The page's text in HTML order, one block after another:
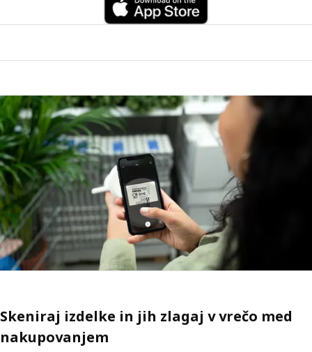
Skeniraj izdelke in jih zlagaj v vrečo med
nakupovanjem